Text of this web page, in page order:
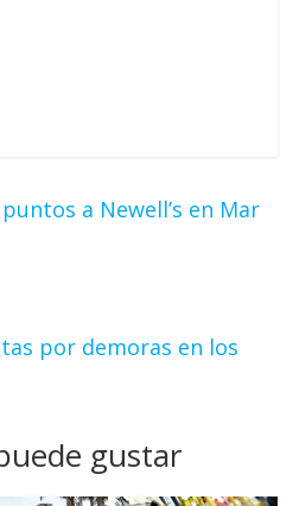
a Newell’s en Mar
por demoras en los
gustar